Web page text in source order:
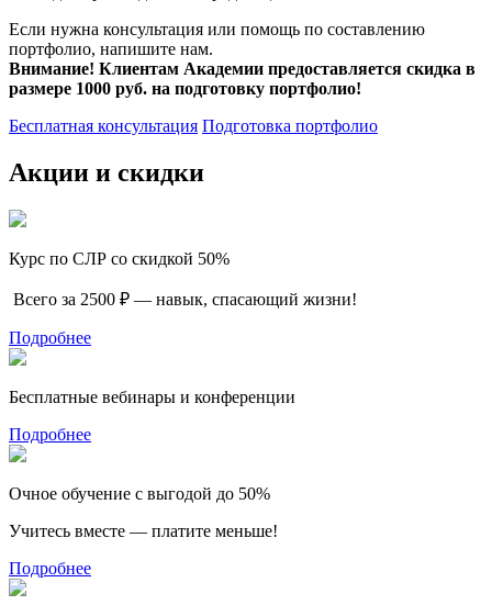
Если нужна консультация или помощь по составлению
портфолио, напишите нам.
Внимание! Клиентам Академии предоставляется скидка в
размере 1000 руб. на подготовку портфолио!
Бесплатная консультация Подготовка портфолио
Акции и скидки
Курс по СЛР со скидкой 50%
Всего за 2500 ₽ — навык, спасающий жизни!
Подробнее
Бесплатные вебинары и конференции
Подробнее
Очное обучение с выгодой до 50%
Учитесь вместе — платите меньше!
Подробнее